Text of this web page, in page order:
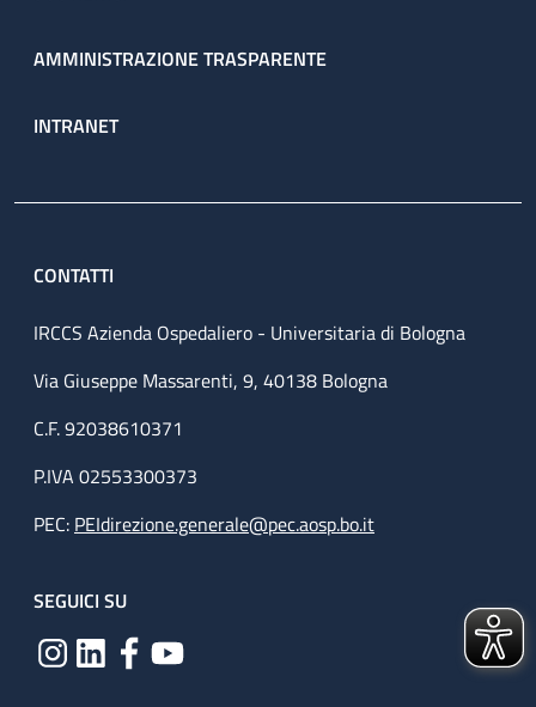
AMMINISTRAZIONE TRASPARENTE
INTRANET
CONTATTI
IRCCS Azienda Ospedaliero - Universitaria di Bologna
Via Giuseppe Massarenti, 9, 40138 Bologna
C.F. 92038610371
P.IVA 02553300373
PEC: PEIdirezione.generale@pec.aosp.bo.it
SEGUICI SU